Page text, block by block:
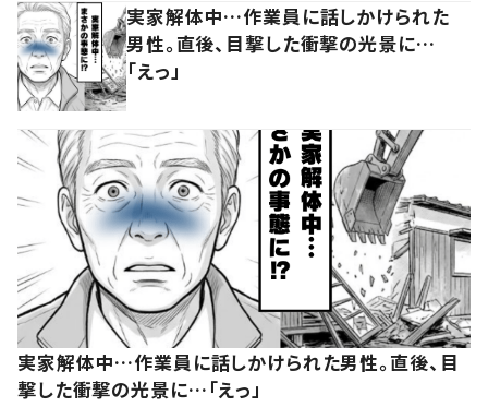
実家解体中…作業員に話しかけられた
男性。直後、目撃した衝撃の光景に…
「えっ」
実家解体中…作業員に話しかけられた男性。直後、目
撃した衝撃の光景に…「えっ」